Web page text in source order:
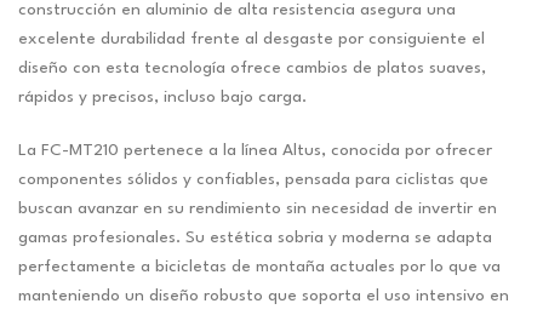
construcción en aluminio de alta resistencia asegura una
excelente durabilidad frente al desgaste por consiguiente el
diseño con esta tecnología ofrece cambios de platos suaves,
rápidos y precisos, incluso bajo carga.
La FC-MT210 pertenece a la línea Altus, conocida por ofrecer
componentes sólidos y confiables, pensada para ciclistas que
buscan avanzar en su rendimiento sin necesidad de invertir en
gamas profesionales. Su estética sobria y moderna se adapta
perfectamente a bicicletas de montaña actuales por lo que va
manteniendo un diseño robusto que soporta el uso intensivo en